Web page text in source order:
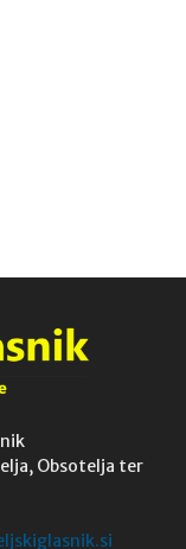
Obsotelja ter